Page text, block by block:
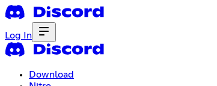
Log In
Download